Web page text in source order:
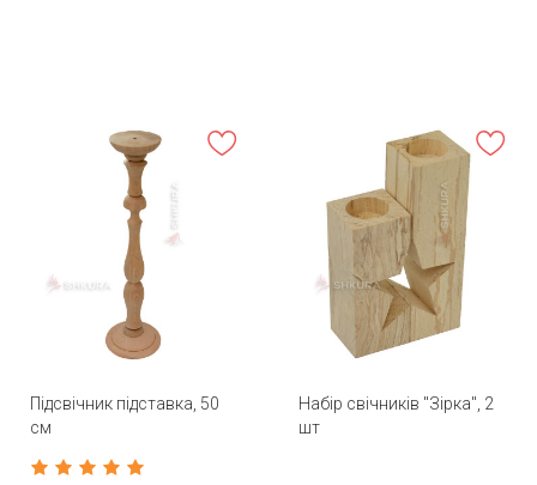
Підсвічник підставка, 50
см
Набір свічників "Зірка", 2
шт